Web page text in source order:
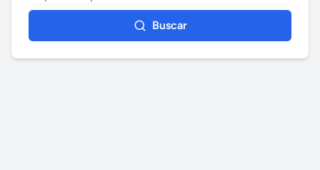
Buscar